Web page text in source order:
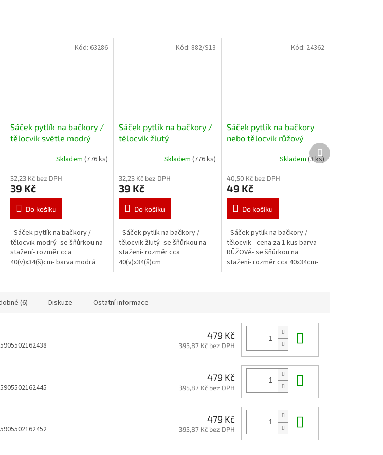
Sáček pytlík na bačkory /
tělocvik světle modrý
Skladem (776 ks)
32,23 Kč bez DPH
39 Kč
Do košíku
- Sáček pytlík na bačkory /
tělocvik modrý- se šňůrkou na
stažení- rozměr cca
40(v)x34(š)cm- barva modrá
Kód: 63286
Sáček pytlík na bačkory /
tělocvik žlutý
Skladem(776 ks)
32,23 Kč bez DPH
39 Kč
Do košíku
- Sáček pytlík na bačkory /
tělocvik žlutý- se šňůrkou na
stažení- rozměr cca
40(v)x34(š)cm
Kód: 882/S13
Sáček pytlík na bačkory
nebo tělocvik růžový
Skladem (3 ks)
40,50 Kč bez DPH
49 Kč
Do košíku
- Sáček pytlík na bačkory /
tělocvik - cena za 1 kus barva
RŮŽOVÁ- se šňůrkou na
stažení- rozměr cca 40x34cm-
Kód: 24362
Další
produkt
(6) Diskuze Ostatní informace
5905502162438
479 Kč
395,87 Kč bez DPH
5905502162445
479 Kč
395,87 Kč bez DPH
5905502162452
479 Kč
395,87 Kč bez DPH